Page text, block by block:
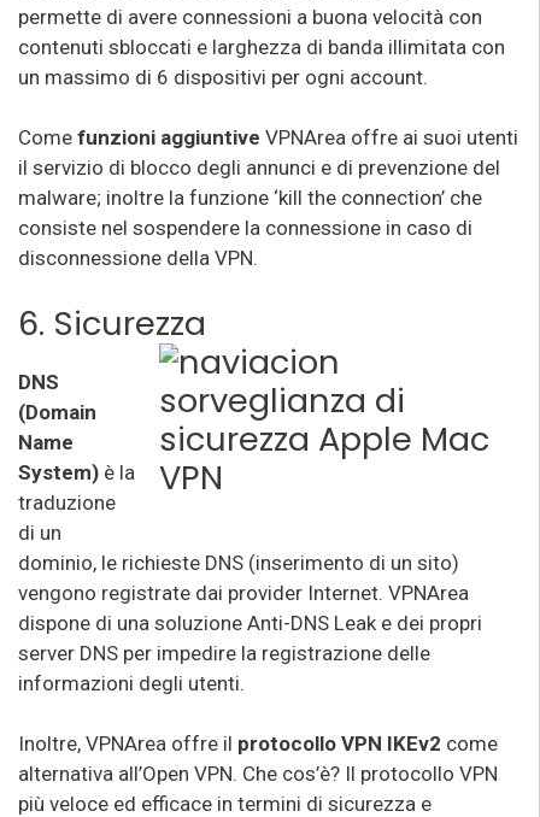
permette di avere connessioni a buona velocità con
contenuti sbloccati e larghezza di banda illimitata con
un massimo di 6 dispositivi per ogni account.
Come funzioni aggiuntive VPNArea offre ai suoi utenti
il servizio di blocco degli annunci e di prevenzione del
malware; inoltre la funzione ‘kill the connection’ che
consiste nel sospendere la connessione in caso di
disconnessione della VPN.
6. Sicurezza
DNS
(Domain
Name
System) è la
traduzione
di un
dominio, le richieste DNS (inserimento di un sito)
vengono registrate dai provider Internet. VPNArea
dispone di una soluzione Anti-DNS Leak e dei propri
server DNS per impedire la registrazione delle
informazioni degli utenti.
Inoltre, VPNArea offre il protocollo VPN IKEv2 come
alternativa all’Open VPN. Che cos’è? Il protocollo VPN
più veloce ed efficace in termini di sicurezza e